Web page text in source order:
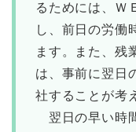
るためには、Ｗ
し、前日の労働
ます。また、残
は、事前に翌日
社することが考
翌日の早い時